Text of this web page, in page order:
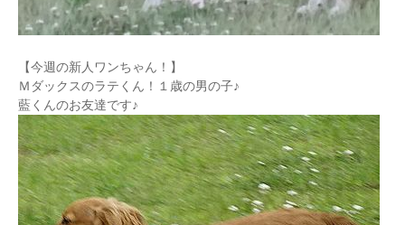
【今週の新人ワンちゃん！】
Ｍダックスのラテくん！１歳の男の子♪
藍くんのお友達です♪